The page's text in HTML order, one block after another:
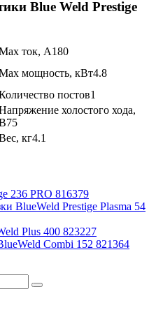
Blue Weld Prestige
ток, А180
мощность, кВт4.8
постов1
холостого хода,
75
кг4.1
236 PRO 816379
BlueWeld Prestige Plasma 54
Plus 400 823227
Combi 152 821364